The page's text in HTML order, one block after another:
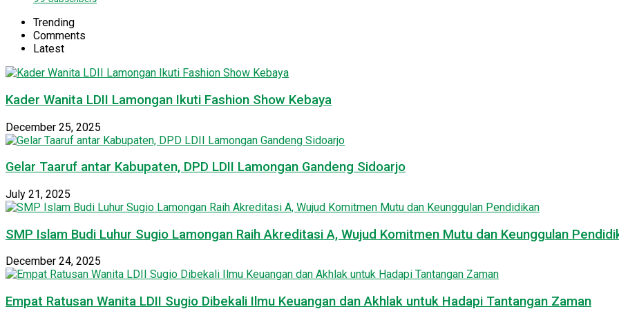
Trending
Comments
Latest
Kader Wanita LDII Lamongan Ikuti Fashion Show Kebaya
December 25, 2025
Gelar Taaruf antar Kabupaten, DPD LDII Lamongan Gandeng Sidoarjo
July 21, 2025
SMP Islam Budi Luhur Sugio Lamongan Raih Akreditasi A, Wujud Komitmen Mutu dan Keunggulan
December 24, 2025
Empat Ratusan Wanita LDII Sugio Dibekali Ilmu Keuangan dan Akhlak untuk Hadapi Tantangan Zaman